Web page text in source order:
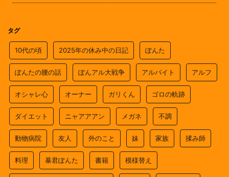
タグ
10代の頃 2025年の休み中の日記 ぽんた
ぽんたの腰の話 ぽんアル大戦争 アルバイト アルフ
オシャレ心 オーナー ガリくん ゴロの軌跡
ダイエット ニャアアアン メガネ 不調
動物病院 友人 外のこと 妹 家族 揉み師
料理 暴君ぽんた 書籍 模様替え